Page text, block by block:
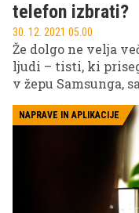
telefon izbrati?
30. 12. 2021 05.00
Že dolgo ne velja
ljudi – tisti, ki
v žepu Samsunga,
Nokia, LG, Lenovo
soncem in
vedeti, kateri
Pripravili smo
na podlagi katerih
telefon, ki bo
NAPRAVE IN APLIKACIJE